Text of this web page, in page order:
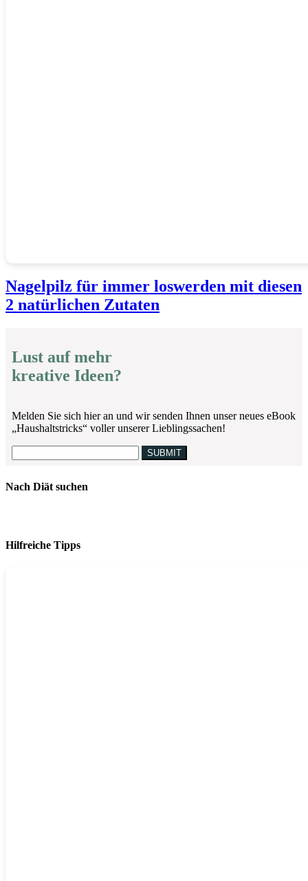
Nagelpilz für immer loswerden mit diesen
2 natürlichen Zutaten
Lust auf mehr
kreative Ideen?
Melden Sie sich hier an und wir senden Ihnen unser neues eBook
„Haushaltstricks“ voller unserer Lieblingssachen!
Nach Diät suchen
Hilfreiche Tipps